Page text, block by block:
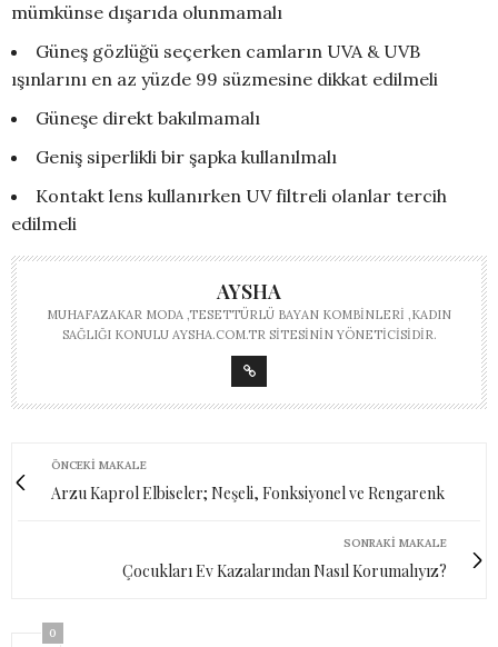
mümkünse dışarıda olunmamalı
Güneş gözlüğü seçerken camların UVA & UVB
ışınlarını en az yüzde 99 süzmesine dikkat edilmeli
Güneşe direkt bakılmamalı
Geniş siperlikli bir şapka kullanılmalı
Kontakt lens kullanırken UV filtreli olanlar tercih
edilmeli
AYSHA
MUHAFAZAKAR MODA ,TESETTÜRLÜ BAYAN KOMBINLERI ,KADIN
SAĞLIĞI KONULU AYSHA.COM.TR SITESININ YÖNETICISIDIR.
ÖNCEKI MAKALE
Arzu Kaprol Elbiseler; Neşeli, Fonksiyonel ve Rengarenk
SONRAKI MAKALE
Çocukları Ev Kazalarından Nasıl Korumalıyız?
0